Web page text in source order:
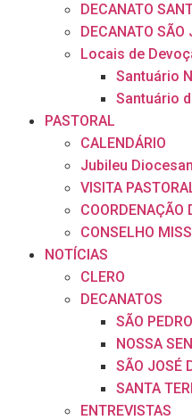
DECANATO
DECANATO SÃO
Locais de
Santuário
Santuário
PASTORAL
CALENDÁRIO
Jubileu
VISITA
COORDENAÇÃO
CONSELHO
NOTÍCIAS
CLERO
DECANATOS
SÃO
NOSSA
SÃO JOSÉ
SANTA
ENTREVISTAS